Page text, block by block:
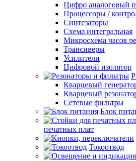
Цифро аналоговый
Процессоры /
Синтезаторы
Схема интегральная
Микросхема часов
Трансиверы
Усилители
Цифровой изолятор
Кварцевый
Кварцевый
Сетевые фильтры
Блок
печатных плат
Токоотвод